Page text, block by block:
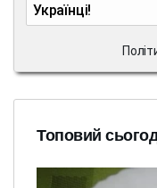
Українці!
Топовий